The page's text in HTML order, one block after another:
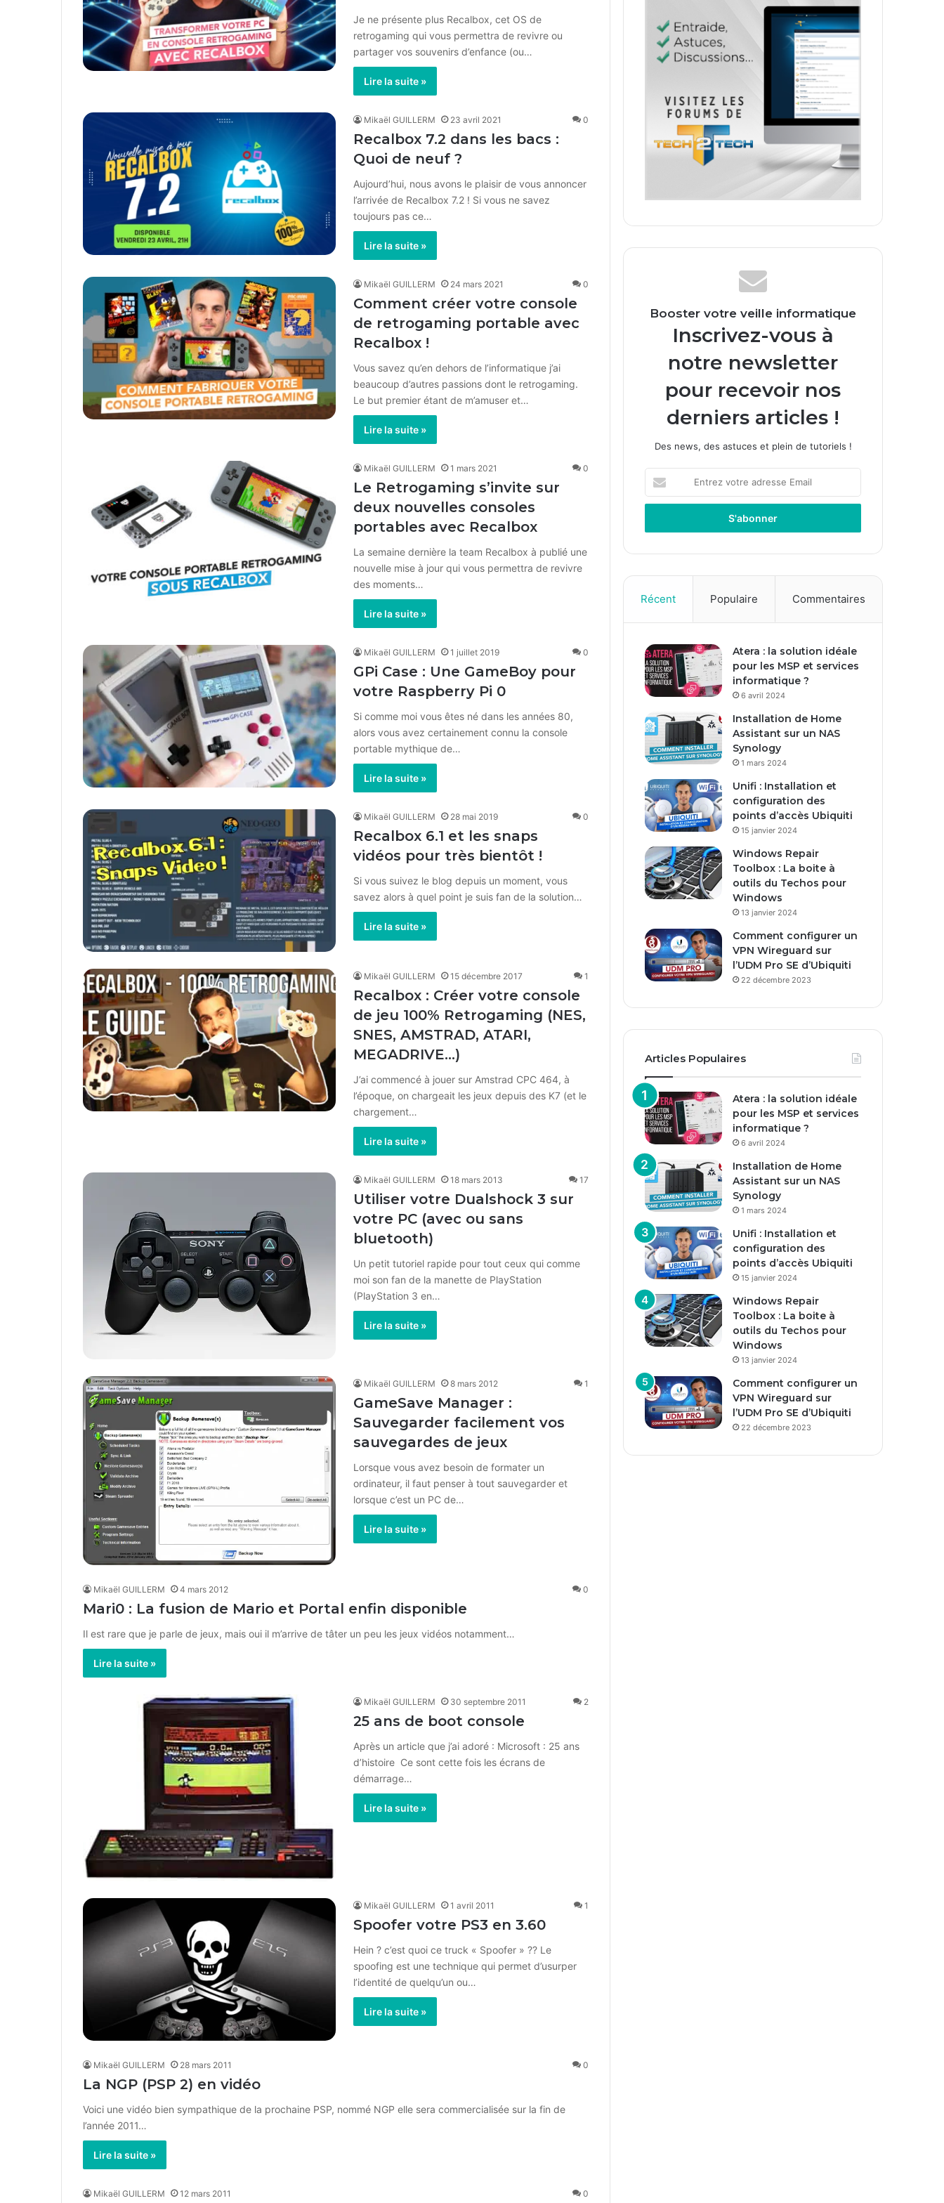
Je ne présente plus Recalbox, cet OS de
retrogaming qui vous permettra de revivre ou
partager vos souvenirs d’enfance (ou…
Lire la suite »
Mikaël GUILLERM 23 avril 2021 0
Recalbox 7.2 dans les bacs :
Quoi de neuf ?
Aujourd’hui, nous avons le plaisir de vous annoncer
l’arrivée de Recalbox 7.2 ! Si vous ne savez
toujours pas ce…
Lire la suite »
Mikaël GUILLERM 24 mars 2021 0
Comment créer votre console
de retrogaming portable avec
Recalbox !
Vous savez qu’en dehors de l’informatique j’ai
beaucoup d’autres passions dont le retrogaming.
Le but premier étant de m’amuser et…
Lire la suite »
Mikaël GUILLERM 1 mars 2021 0
Le Retrogaming s’invite sur
deux nouvelles consoles
portables avec Recalbox
La semaine dernière la team Recalbox à publié une
nouvelle mise à jour qui vous permettra de revivre
des moments…
Lire la suite »
Mikaël GUILLERM 1 juillet 2019 0
GPi Case : Une GameBoy pour
votre Raspberry Pi 0
Si comme moi vous êtes né dans les années 80,
alors vous avez certainement connu la console
portable mythique de…
Lire la suite »
Mikaël GUILLERM 28 mai 2019 0
Recalbox 6.1 et les snaps
vidéos pour très bientôt !
Si vous suivez le blog depuis un moment, vous
savez alors à quel point je suis fan de la solution…
Lire la suite »
Mikaël GUILLERM 15 décembre 2017 1
Recalbox : Créer votre console
de jeu 100% Retrogaming (NES,
SNES, AMSTRAD, ATARI,
MEGADRIVE…)
J’ai commencé à jouer sur Amstrad CPC 464, à
l’époque, on chargeait les jeux depuis des K7 (et le
chargement…
Lire la suite »
Mikaël GUILLERM 18 mars 2013 17
Utiliser votre Dualshock 3 sur
votre PC (avec ou sans
bluetooth)
Un petit tutoriel rapide pour tout ceux qui comme
moi son fan de la manette de PlayStation
(PlayStation 3 en…
Lire la suite »
Mikaël GUILLERM 8 mars 2012 1
GameSave Manager :
Sauvegarder facilement vos
sauvegardes de jeux
Lorsque vous avez besoin de formater un
ordinateur, il faut penser à tout sauvegarder et
lorsque c’est un PC de…
Lire la suite »
Mikaël GUILLERM 4 mars 2012 0
Mari0 : La fusion de Mario et Portal enfin disponible
Il est rare que je parle de jeux, mais oui il m’arrive de tâter un peu les jeux vidéos notamment…
Lire la suite »
Mikaël GUILLERM 30 septembre 2011 2
25 ans de boot console
Après un article que j’ai adoré : Microsoft : 25 ans
d’histoire Ce sont cette fois les écrans de
démarrage…
Lire la suite »
Mikaël GUILLERM 1 avril 2011 1
Spoofer votre PS3 en 3.60
Hein ? c’est quoi ce truck « Spoofer » ?? Le
spoofing est une technique qui permet d’usurper
l’identité de quelqu’un ou…
Lire la suite »
Mikaël GUILLERM 28 mars 2011 0
La NGP (PSP 2) en vidéo
Voici une vidéo bien sympathique de la prochaine PSP, nommé NGP elle sera commercialisée sur la fin de
l’année 2011…
Lire la suite »
Mikaël GUILLERM 12 mars 2011 0
Booster votre veille informatique
Inscrivez-vous à
notre newsletter
pour recevoir nos
derniers articles !
Des news, des astuces et plein de tutoriels !
t
e
o
t
e
d
r
e
s
e
m
i
l
Récent Populaire Commentaires
Atera : la solution idéale
pour les MSP et services
informatique ?
6 avril 2024
Installation de Home
Assistant sur un NAS
Synology
1 mars 2024
Unifi : Installation et
configuration des
points d’accès Ubiquiti
15 janvier 2024
Windows Repair
Toolbox : La boite à
outils du Techos pour
Windows
13 janvier 2024
Comment configurer un
VPN Wireguard sur
l’UDM Pro SE d’Ubiquiti
22 décembre 2023
Articles Populaires
Atera : la solution idéale
pour les MSP et services
informatique ?
6 avril 2024
Installation de Home
Assistant sur un NAS
Synology
1 mars 2024
Unifi : Installation et
configuration des
points d’accès Ubiquiti
15 janvier 2024
Windows Repair
Toolbox : La boite à
outils du Techos pour
Windows
13 janvier 2024
Comment configurer un
VPN Wireguard sur
l’UDM Pro SE d’Ubiquiti
22 décembre 2023